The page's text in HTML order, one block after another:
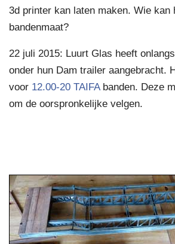
3d printer kan laten maken. Wie kan
bandenmaat?
22 juli 2015: Luurt Glas heeft
onder hun Dam trailer aangebracht.
voor 12.00-20 TAIFA banden. Deze
om de oorspronkelijke velgen.